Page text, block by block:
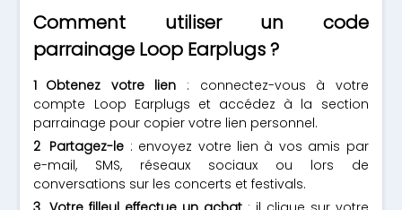
Comment utiliser un code
parrainage Loop Earplugs ?
Obtenez votre lien : connectez-vous à votre
compte Loop Earplugs et accédez à la section
parrainage pour copier votre lien personnel.
Partagez-le : envoyez votre lien à vos amis par
e-mail, SMS, réseaux sociaux ou lors de
conversations sur les concerts et festivals.